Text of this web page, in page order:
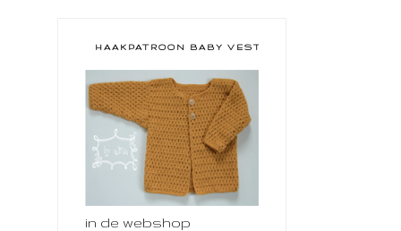
HAAKPATROON BABY VESTJE
in de webshop